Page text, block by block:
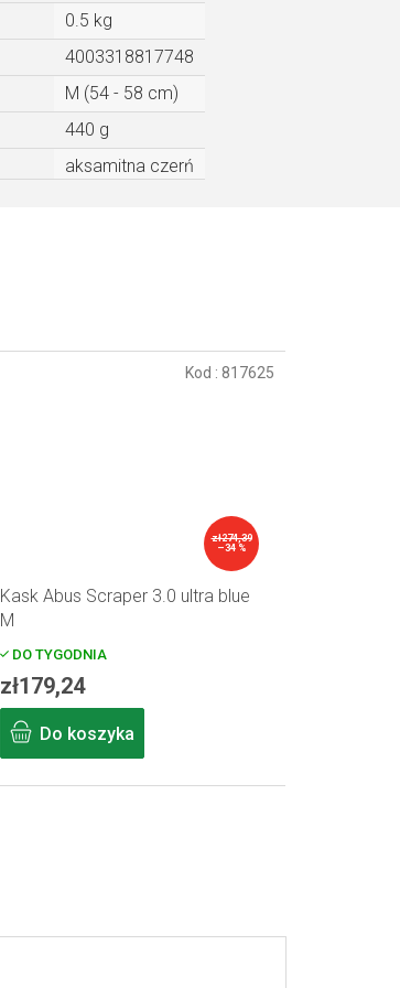
0.5 kg
4003318817748
M (54 - 58 cm)
440 g
aksamitna czerń
zł274,39
–34 %
Kask Abus Scraper 3.0 ultra blue
M
DO TYGODNIA
zł179,24
Do koszyka
Kod : 817625